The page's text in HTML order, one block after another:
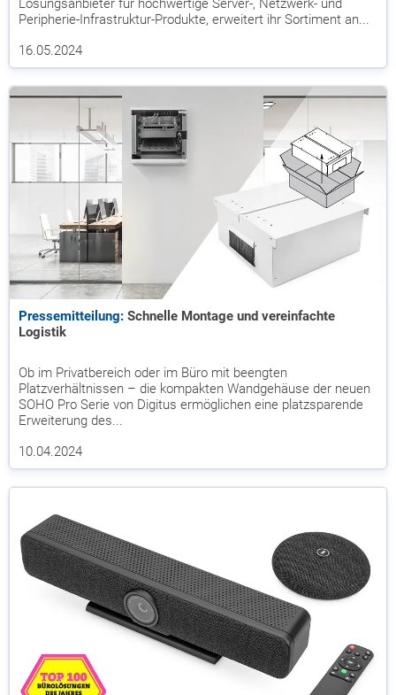
Lösungsanbieter für hochwertige Server-, Netzwerk- und
Peripherie-Infrastruktur-Produkte, erweitert ihr Sortiment an...
16.05.2024
Pressemitteilung: Schnelle Montage und vereinfachte
Logistik
Ob im Privatbereich oder im Büro mit beengten
Platzverhältnissen – die kompakten Wandgehäuse der neuen
SOHO Pro Serie von Digitus ermöglichen eine platzsparende
Erweiterung des...
10.04.2024